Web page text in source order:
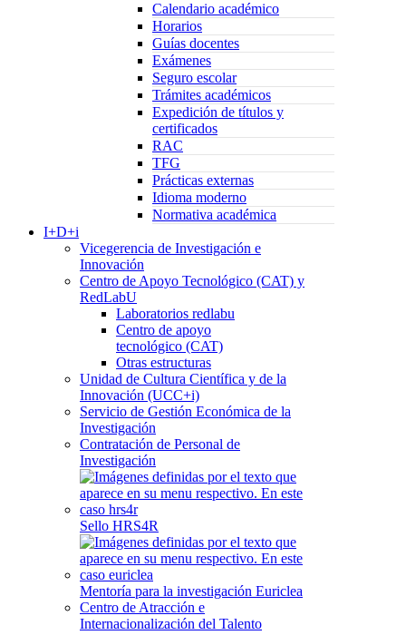
Calendario académico
Horarios
Guías docentes
Exámenes
Seguro escolar
Trámites académicos
Expedición de títulos y
certificados
RAC
TFG
Prácticas externas
Idioma moderno
Normativa académica
I+D+i
Vicegerencia de Investigación e
Innovación
Centro de Apoyo Tecnológico (CAT) y
RedLabU
Laboratorios redlabu
Centro de apoyo
tecnológico (CAT)
Otras estructuras
Unidad de Cultura Científica y de la
Innovación (UCC+i)
Servicio de Gestión Económica de la
Investigación
Contratación de Personal de
Investigación
Sello HRS4R
Mentoría para la investigación Euriclea
Centro de Atracción e
Internacionalización del Talento